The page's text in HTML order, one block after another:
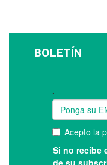
BOLETÍN